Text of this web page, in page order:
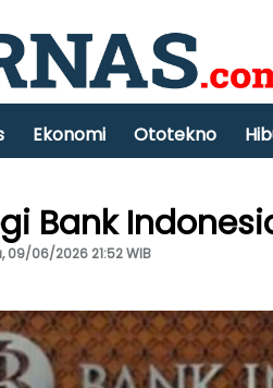
Ekonomi Ototekno
Bank
09/06/2026 21:52 WIB